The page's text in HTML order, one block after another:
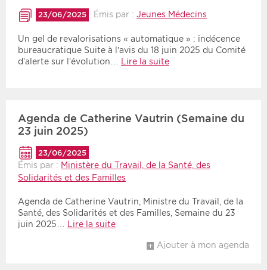
23/06/2025 Émis par :Jeunes Médecins
Un gel de revalorisations « automatique » : indécence
bureaucratique Suite à l’avis du 18 juin 2025 du Comité
d’alerte sur l’évolution…
Lire la suite
Agenda de Catherine Vautrin (Semaine du
23 juin 2025)
23/06/2025
Émis par : Ministère du Travail, de la Santé, des
Solidarités et des Familles
Agenda de Catherine Vautrin, Ministre du Travail, de la
Santé, des Solidarités et des Familles, Semaine du 23
juin 2025…
Lire la suite
Ajouter à mon agenda